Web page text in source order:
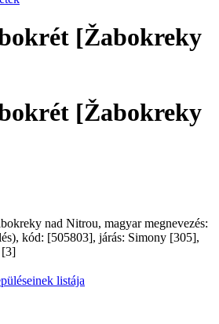
[Žabokreky
[Žabokreky
nad Nitrou, magyar megnevezés:
kód: [505803], járás: Simony [305],
[3]
listája